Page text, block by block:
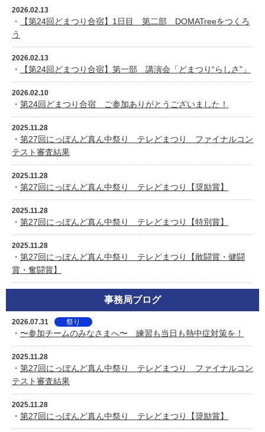
2026.02.13
・
【第24回どまつり合宿】1日目 第二部 DOMATreeをつくろ
う
2026.02.13
・ 【第24回どまつり合宿】第一部 講演会「どまつり“らしさ”」
2026.02.10
・ 第24回どまつり合宿 ご参加ありがとうございました！
2025.11.28
・ 第27回にっぽんど真ん中祭り テレどまつり ファイナルコン
テスト審査結果
2025.11.28
・ 第27回にっぽんど真ん中祭り テレどまつり【奨励賞】
2025.11.28
・ 第27回にっぽんど真ん中祭り テレどまつり【特別賞】
2025.11.28
・ 第27回にっぽんど真ん中祭り テレどまつり【敢闘賞・健闘
賞・奮闘賞】
事務局ブログ
2026.07.31 祭り
・ 〜参加チームのみなさまへ〜 練習も当日も熱中症対策を！
2025.11.28
・ 第27回にっぽんど真ん中祭り テレどまつり ファイナルコン
テスト審査結果
2025.11.28
・ 第27回にっぽんど真ん中祭り テレどまつり【奨励賞】